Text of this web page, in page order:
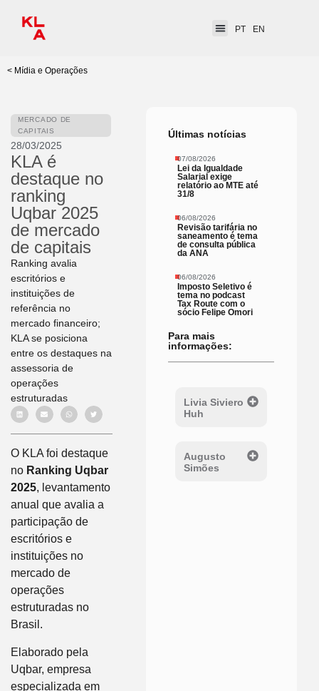
PT EN
< Mídia e Operações
MERCADO DE
CAPITAIS
28/03/2025
KLA é
destaque no
ranking
Uqbar 2025
de mercado
de capitais
Ranking avalia
escritórios e
instituições de
referência no
mercado financeiro;
KLA se posiciona
entre os destaques na
assessoria de
operações
estruturadas
O KLA foi destaque
no Ranking Uqbar
2025, levantamento
anual que avalia a
participação de
escritórios e
instituições no
mercado de
operações
estruturadas no
Brasil.
Elaborado pela
Uqbar, empresa
especializada em
Últimas notícias
07/08/2026
Lei da Igualdade
Salarial exige
relatório ao MTE até
31/8
06/08/2026
Revisão tarifária no
saneamento é tema
de consulta pública
da ANA
06/08/2026
Imposto Seletivo é
tema no podcast
Tax Route com o
sócio Felipe Omori
Para mais
informações:
Livia Siviero
Huh
Augusto
Simões